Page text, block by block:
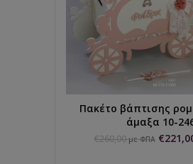
ΕΠΙΛΟΓΉ...
Πακέτο βάπτισης
άμαξα 10-
€260,00 με ΦΠΑ €